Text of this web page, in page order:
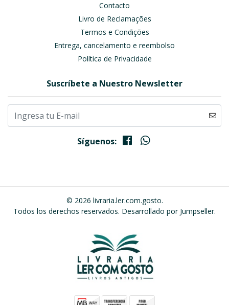
Contacto
Livro de Reclamações
Termos e Condições
Entrega, cancelamento e reembolso
Política de Privacidade
Suscríbete a Nuestro Newsletter
Síguenos:
© 2026 livraria.ler.com.gosto.
Todos los derechos reservados. Desarrollado por Jumpseller.